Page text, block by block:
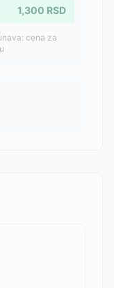
1,300 RSD
cena za